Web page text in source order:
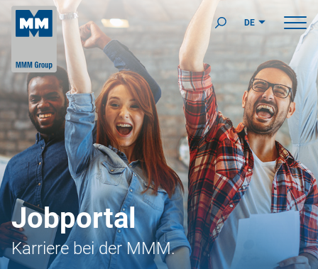
DE
Jobportal
Karriere bei der MMM.